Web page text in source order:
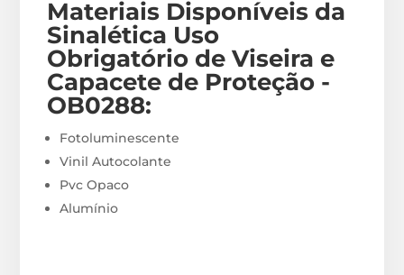
Materiais Disponíveis da
Sinalética Uso
Obrigatório de Viseira e
Capacete de Proteção -
OB0288:
Fotoluminescente
Vinil Autocolante
Pvc Opaco
Alumínio